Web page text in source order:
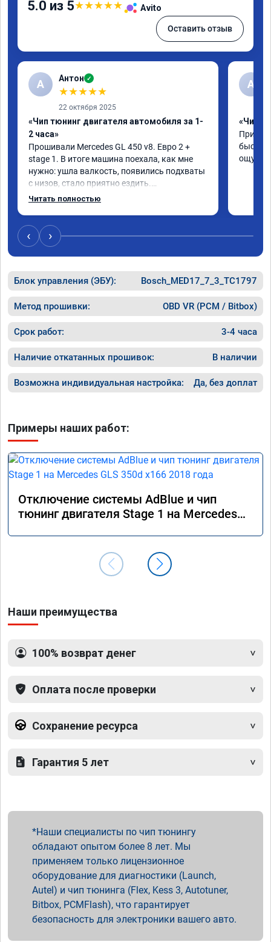
5.0 из 5★★★★★ Avito
Оставить отзыв
А Антон ✓
★★★★★
22 октября 2025
«Чип тюнинг двигателя автомобиля за 1-
2 часа»
Прошивали Mercedes GL 450 v8. Евро 2 +
stage 1. В итоге машина поехала, как мне
нужно: ушла валкость, появились подхваты
с низов, стало приятно ездить.
Одни из лучших трат, в авто! 🔥
Читать полностью
A
«Чип
‹ ›
Блок управления (ЭБУ): Bosch_MED17_7_3_TC1797
Метод прошивки: OBD VR (PCM / Bitbox)
Срок работ: 3-4 часа
Наличие откатанных прошивок: В наличии
Возможна индивидуальная настройка: Да, без доплат
Примеры наших работ:
Отключение системы AdBlue и чип
тюнинг двигателя Stage 1 на Mercedes
Наши преимущества
100% возврат денег
Оплата после проверки
Сохранение ресурса
Гарантия 5 лет
Наши специалисты по чип тюнингу
обладают опытом более 8 лет. Мы
применяем только лицензионное
оборудование для диагностики (Launch,
Autel) и чип тюнинга (Flex, Kess 3, Autotuner,
Bitbox, PCMFlash), что гарантирует
безопасность для электроники вашего авто.